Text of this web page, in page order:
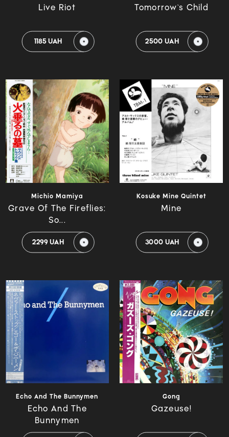
Live Riot
1185 UAH
Tomorrow`s Child
2500 UAH
Michio Mamiya
Grave Of The Fireflies:
So...
2299 UAH
Kosuke Mine Quintet
Mine
3000 UAH
Echo And The Bunnymen
Echo And The
Bunnymen
Gong
Gazeuse!